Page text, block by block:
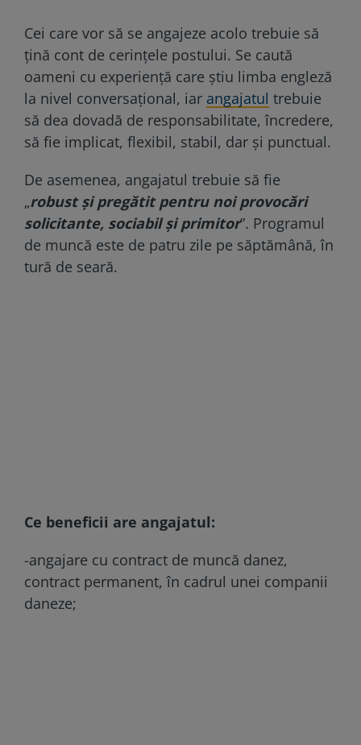
Cei care vor să se angajeze acolo trebuie să
țină cont de cerințele postului. Se caută
oameni cu experiență care știu limba engleză
la nivel conversațional, iar angajatul trebuie
să dea dovadă de responsabilitate, încredere,
să fie implicat, flexibil, stabil, dar și punctual.
De asemenea, angajatul trebuie să fie
„robust și pregătit pentru noi provocări
solicitante, sociabil și primitor”. Programul
de muncă este de patru zile pe săptămână, în
tură de seară.
Ce beneficii are angajatul:
-angajare cu contract de muncă danez,
contract permanent, în cadrul unei companii
daneze;